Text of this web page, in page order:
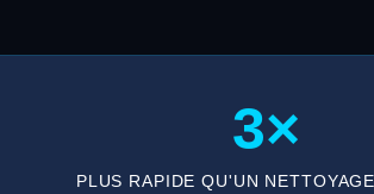
3×
PLUS RAPIDE QU'UN